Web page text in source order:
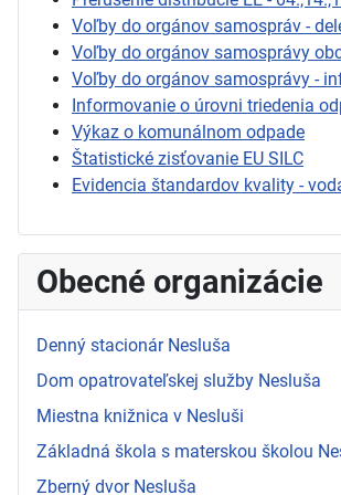
Voľby do orgánov samospráv -
Voľby do orgánov samosprávy
Voľby do orgánov samosprávy -
Informovanie o úrovni triedenia
Výkaz o komunálnom odpade
Štatistické zisťovanie EU SILC
Evidencia štandardov kvality -
Obecné organizácie
Denný stacionár Nesluša
Dom opatrovateľskej služby Nesluša
Miestna knižnica v Nesluši
Základná škola s materskou školou
Zberný dvor Nesluša